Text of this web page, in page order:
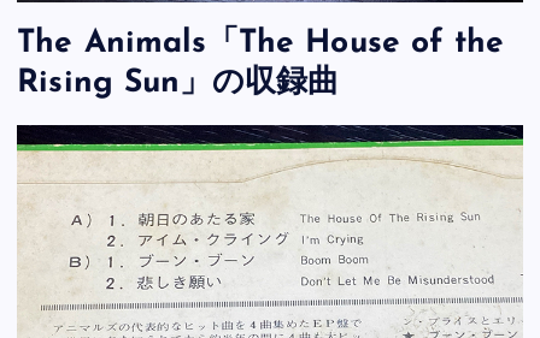
The Animals「The House of the
Rising Sun」の収録曲